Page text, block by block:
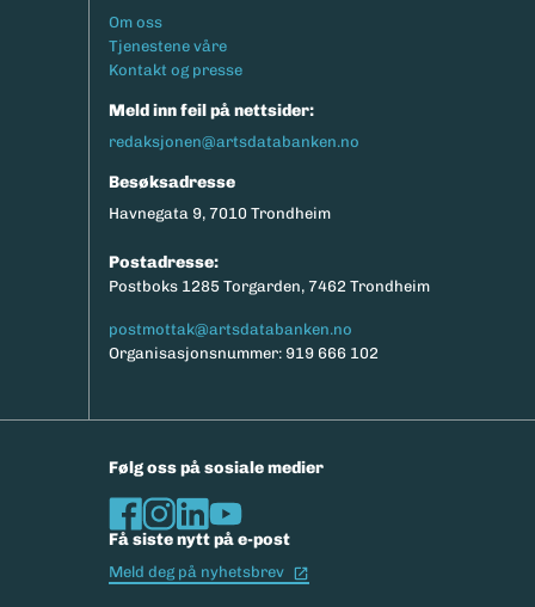
Footermeny
Om oss
Tjenestene våre
Kontakt og presse
Meld inn feil på nettsider:
redaksjonen@artsdatabanken.no
Besøksadresse
Havnegata 9, 7010 Trondheim
Postadresse:
Postboks 1285 Torgarden, 7462 Trondheim
postmottak@artsdatabanken.no
Organisasjonsnummer: 919 666 102
Følg oss på sosiale medier
Få siste nytt på e-post
Meld deg på nyhetsbrev